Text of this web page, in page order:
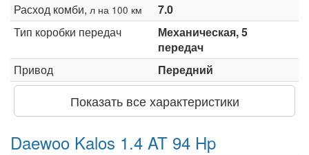
Расход комби, л на 100 км
7.0
Тип коробки передач
Механическая, 5
передач
Привод
Передний
Показать все характеристики
Daewoo Kalos 1.4 AT 94 Hp